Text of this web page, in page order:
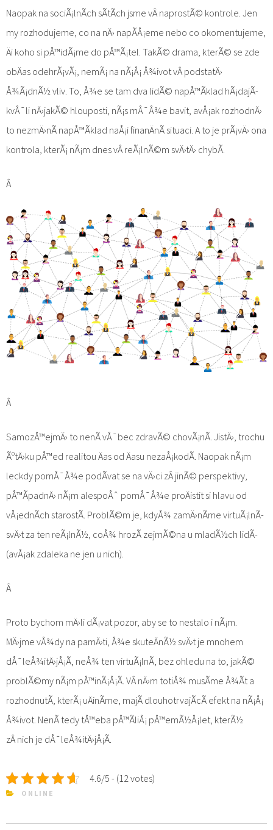
Naopak na sociÃ¡lnÃ­ch sÃ­tÃ­ch jsme vÂ naprostÃ© kontrole. Jen
my rozhodujeme, co na nÄ› napÃ­Å¡eme nebo co okomentujeme,
Äi koho si pÅ™idÃ¡me do pÅ™Ã¡tel. TakÃ© drama, kterÃ© se zde
obÄas odehrÃ¡vÃ¡, nemÃ¡ na nÃ¡Å¡ Å¾ivot vÂ podstatÄ›
Å¾Ã¡dnÃ½ vliv. To, Å¾e se tam dva lidÃ© napÅ™Ã­klad hÃ¡dajÃ­
kvÅ¯li nÄ›jakÃ© hlouposti, nÃ¡s mÅ¯Å¾e bavit, avÅ¡ak rozhodnÄ›
to nezmÄ›nÃ­ napÅ™Ã­klad naÅ¡i finanÄnÃ­ situaci. A to je prÃ¡vÄ› ona
kontrola, kterÃ¡ nÃ¡m dnes vÂ reÃ¡lnÃ©m svÄ›tÄ› chybÃ­.
Â
Â
SamozÅ™ejmÄ› to nenÃ­ vÅ¯bec zdravÃ© chovÃ¡nÃ­. JistÄ›, trochu
ÃºtÄ›ku pÅ™ed realitou Äas od Äasu nezaÅ¡kodÃ­. Naopak nÃ¡m
leckdy pomÅ¯Å¾e podÃ­vat se na vÄ›ci zÂ jinÃ© perspektivy,
pÅ™Ã­padnÄ› nÃ¡m alespoÅˆ pomÅ¯Å¾e proÄistit si hlavu od
vÅ¡ednÃ­ch starostÃ­. ProblÃ©m je, kdyÅ¾ zamÄ›nÃ­me virtuÃ¡lnÃ­
svÄ›t za ten reÃ¡lnÃ½, coÅ¾ hrozÃ­ zejmÃ©na u mladÃ½ch lidÃ­
(avÅ¡ak zdaleka ne jen u nich).
Â
Proto bychom mÄ›li dÃ¡vat pozor, aby se to nestalo i nÃ¡m.
MÄ›jme vÅ¾dy na pamÄ›ti, Å¾e skuteÄnÃ½ svÄ›t je mnohem
dÅ¯leÅ¾itÄ›jÅ¡Ã­, neÅ¾ ten virtuÃ¡lnÃ­, bez ohledu na to, jakÃ©
problÃ©my nÃ¡m pÅ™inÃ¡Å¡Ã­. VÂ nÄ›m totiÅ¾ musÃ­me Å¾Ã­t a
rozhodnutÃ­, kterÃ¡ uÄinÃ­me, majÃ­ dlouhotrvajÃ­cÃ­ efekt na nÃ¡Å¡
Å¾ivot. NenÃ­ tedy tÅ™eba pÅ™Ã­liÅ¡ pÅ™emÃ½Å¡let, kterÃ½
zÂ nich je dÅ¯leÅ¾itÄ›jÅ¡Ã­.
4.6/5 - (12 votes)
ONLINE